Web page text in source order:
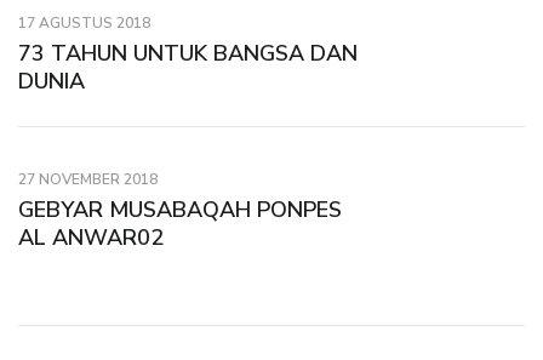
17 AGUSTUS 2018
73 TAHUN UNTUK BANGSA DAN
DUNIA
27 NOVEMBER 2018
GEBYAR MUSABAQAH PONPES
AL ANWAR02